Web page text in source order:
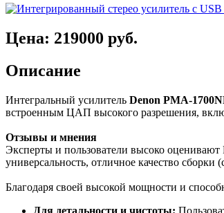
Цена: 219000 руб.
Описание
Интегральный усилитель Denon PMA-
встроенным ЦАП высокого разрешения,
Отзывы и мнения
Эксперты и пользователи высоко оценивают
универсальность, отличное качество
Благодаря своей высокой мощности и
Для детальности и чистоты: